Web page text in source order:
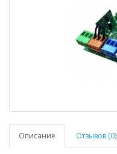
Описание Отзывов (0)